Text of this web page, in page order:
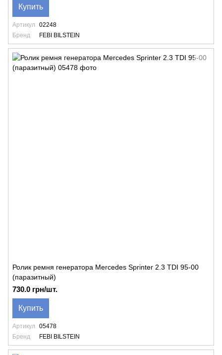
Купить
Артикул
02248
Бренд
FEBI BILSTEIN
Ролик ремня генератора Mercedes Sprinter 2.3 TDI 95-00
(паразитный)
730.0 грн/шт.
Купить
Артикул
05478
Бренд
FEBI BILSTEIN